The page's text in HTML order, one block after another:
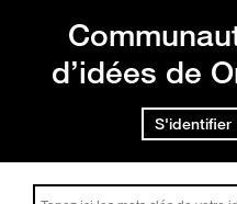
d’idées de
S'identifier